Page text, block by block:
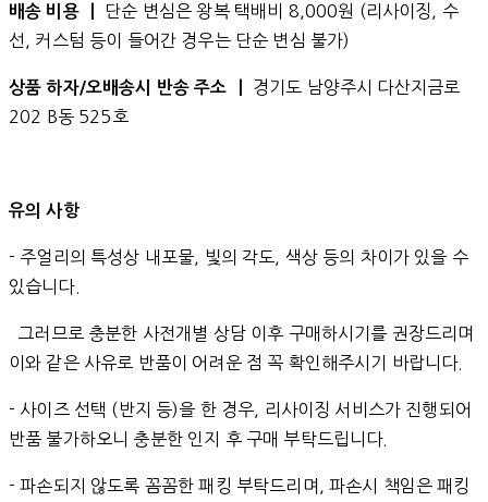
배송 비용 ㅣ
단순 변심은 왕복 택배비 8,000원 (리사이징, 수
선, 커스텀 등이 들어간 경우는 단순 변심 불가)
상품 하자/오배송시 반송 주소 ㅣ 경기도 남양주시 다산지금로
202 B동 525호
유의 사항
- 주얼리의 특성상 내포물, 빛의 각도, 색상 등의 차이가 있을 수
있습니다.
그러므로 충분한 사전개별 상담 이후 구매하시기를 권장드리며
이와 같은 사유로 반품이 어려운 점 꼭 확인해주시기 바랍니다.
- 사이즈 선택 (반지 등)을 한 경우, 리사이징 서비스가 진행되어
반품 불가하오니 충분한 인지 후 구매 부탁드립니다.
- 파손되지 않도록 꼼꼼한 패킹 부탁드리며, 파손시 책임은 패킹